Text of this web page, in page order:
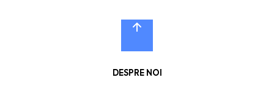
DESPRE NOI